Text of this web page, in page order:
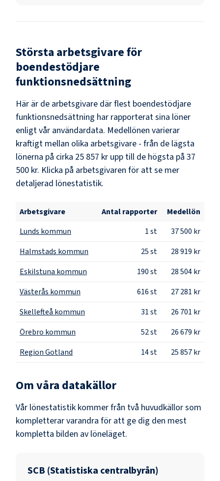
Största arbetsgivare för
boendestödjare
funktionsnedsättning
Här är de arbetsgivare där flest boendestödjare
funktionsnedsättning har rapporterat sina löner
enligt vår användardata. Medellönen varierar
kraftigt mellan olika arbetsgivare - från de lägsta
lönerna på cirka 25 857 kr upp till de högsta på 37
500 kr. Klicka på arbetsgivaren för att se mer
detaljerad lönestatistik.
Arbetsgivare Antal rapporter
Medellön
Lunds kommun
1st
37 500 kr
Halmstads kommun
25st
28 919 kr
Eskilstuna kommun
190st
28 504 kr
Västerås kommun
616st
27 281 kr
Skellefteå kommun
31st
26 701 kr
Örebro kommun
52st
26 679 kr
Region Gotland
14st 25 857 kr
Om våra datakällor
Vår lönestatistik kommer från två huvudkällor som
kompletterar varandra för att ge dig den mest
kompletta bilden av löneläget.
SCB (Statistiska centralbyrån)